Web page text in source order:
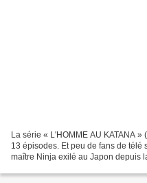
La série « L'HOMME AU KATANA
13 épisodes. Et peu de fans de télé
maître Ninja exilé au Japon depuis